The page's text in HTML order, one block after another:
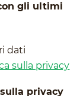
gli ultimi
dati
sulla privacy
privacy